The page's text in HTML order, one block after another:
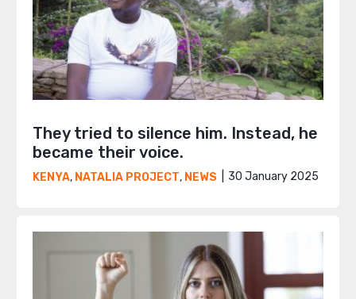
They tried to silence him. Instead, he
became their voice.
KENYA, NATALIA PROJECT, NEWS 30 January 2025